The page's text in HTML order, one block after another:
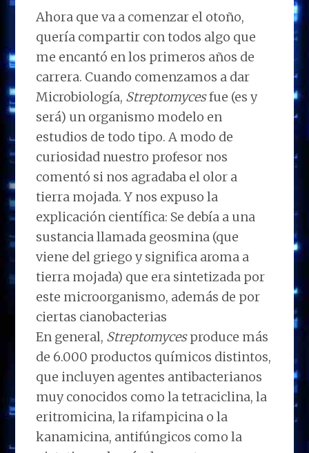
Ahora que va a comenzar el otoño,
quería compartir con todos algo que
me encantó en los primeros años de
carrera. Cuando comenzamos a dar
Microbiología, Streptomycesfue (es y
será) un organismo modelo en
estudios de todo tipo. A modo de
curiosidad nuestro profesor nos
comentó si nos agradaba el olor a
tierra mojada. Y nos expuso la
explicación científica: Se debía a una
sustancia llamada geosmina (que
viene del griego y significa aroma a
tierra mojada) que era sintetizada por
este microorganismo, además de por
ciertas cianobacterias
En general, Streptomycesproduce más
de 6.000 productos químicos distintos,
que incluyen agentes antibacterianos
muy conocidos como la tetraciclina, la
eritromicina, la rifampicina o la
kanamicina, antifúngicos como la